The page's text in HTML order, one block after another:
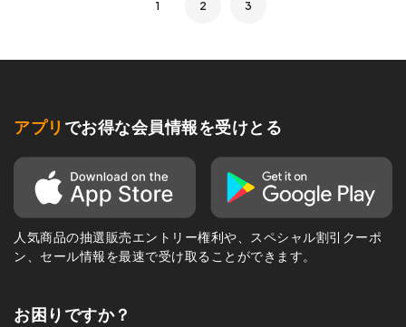
1 2 3
アプリ でお得な会員情報を受けとる
人気商品の抽選販売エントリー権利や、スペシャル割引クーポ
ン、セール情報を最速で受け取ることができます。
お困りですか？